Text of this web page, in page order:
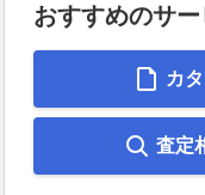
おすすめのサー
カ
査定